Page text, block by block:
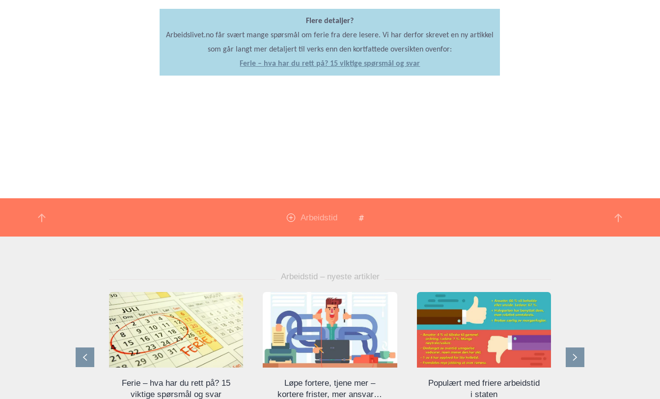
Flere detaljer?
Arbeidslivet.no får svært mange spørsmål om ferie fra dere lesere. Vi har derfor skrevet en ny artikkel
som går langt mer detaljert til verks enn den kortfattede oversikten ovenfor:
Ferie – hva har du rett på? 15 viktige spørsmål og svar
Arbeidstid
Arbeidstid – nyeste artikler
Ferie – hva har du rett på? 15
viktige spørsmål og svar
Løpe fortere, tjene mer –
kortere frister, mer ansvar…
Populært med friere arbeidstid
i staten